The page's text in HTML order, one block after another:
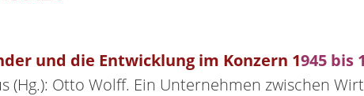
und die Entwicklung im Konzern 1945 bis
(Hg.): Otto Wolff. Ein Unternehmen zwischen